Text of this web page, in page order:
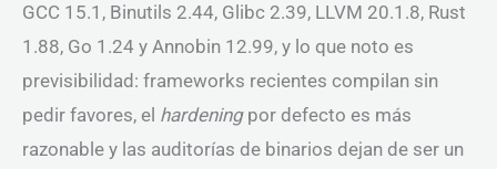
GCC 15.1, Binutils 2.44, Glibc 2.39, LLVM 20.1.8, Rust
1.88, Go 1.24 y Annobin 12.99, y lo que noto es
previsibilidad: frameworks recientes compilan sin
pedir favores, el hardeningpor defecto es más
razonable y las auditorías de binarios dejan de ser un